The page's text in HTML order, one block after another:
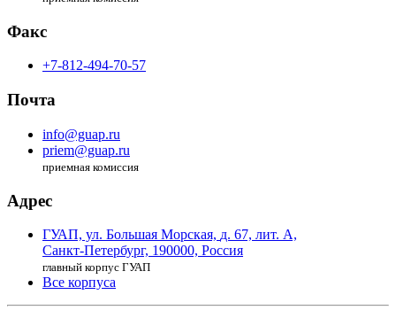
Факс
+7-812-494-70-57
Почта
info@guap.ru
priem@guap.ru
приемная комиссия
Адрес
ГУАП, ул. Большая Морская, д. 67, лит. А,
Санкт-Петербург, 190000, Россия
главный корпус ГУАП
Все корпуса